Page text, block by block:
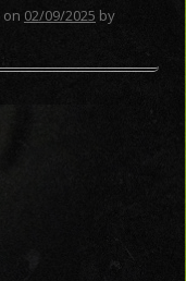
on 02/09/2025 by